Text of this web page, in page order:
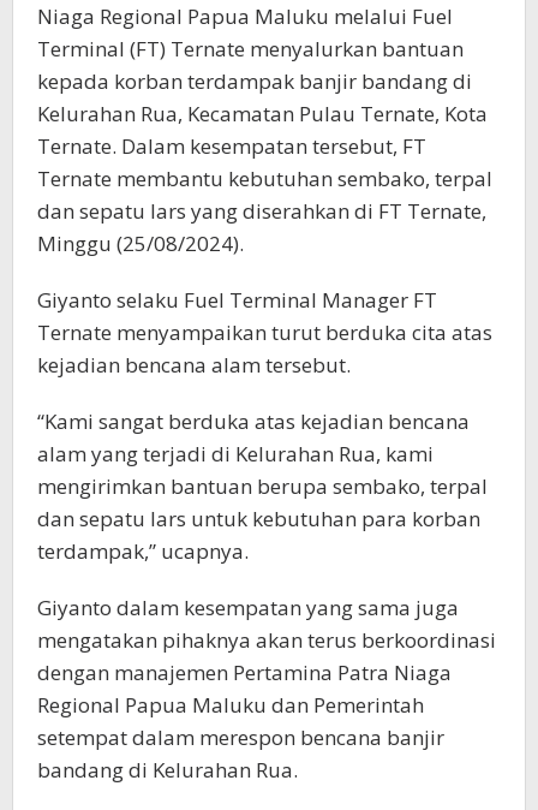
Niaga Regional Papua Maluku melalui Fuel
Terminal (FT) Ternate menyalurkan bantuan
kepada korban terdampak banjir bandang di
Kelurahan Rua, Kecamatan Pulau Ternate, Kota
Ternate. Dalam kesempatan tersebut, FT
Ternate membantu kebutuhan sembako, terpal
dan sepatu lars yang diserahkan di FT Ternate,
Minggu (25/08/2024).
Giyanto selaku Fuel Terminal Manager FT
Ternate menyampaikan turut berduka cita atas
kejadian bencana alam tersebut.
“Kami sangat berduka atas kejadian bencana
alam yang terjadi di Kelurahan Rua, kami
mengirimkan bantuan berupa sembako, terpal
dan sepatu lars untuk kebutuhan para korban
terdampak,” ucapnya.
Giyanto dalam kesempatan yang sama juga
mengatakan pihaknya akan terus berkoordinasi
dengan manajemen Pertamina Patra Niaga
Regional Papua Maluku dan Pemerintah
setempat dalam merespon bencana banjir
bandang di Kelurahan Rua.